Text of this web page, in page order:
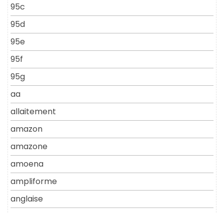
95c
95d
95e
95f
95g
aa
allaitement
amazon
amazone
amoena
ampliforme
anglaise